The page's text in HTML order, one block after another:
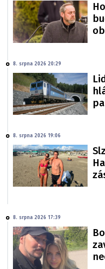
8. srpna 2026 20:29
8. srpna 2026 19:06
8. srpna 2026 17:39